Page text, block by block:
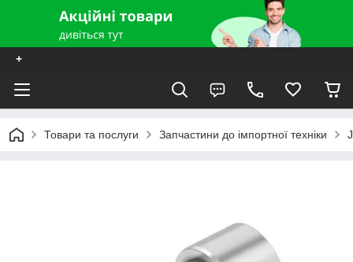
+
Товари та послуги Запчастини до імпортної техніки